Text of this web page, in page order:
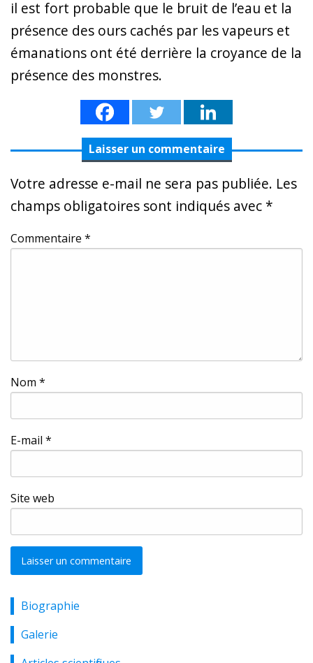
il est fort probable que le bruit de l’eau et la
présence des ours cachés par les vapeurs et
émanations ont été derrière la croyance de la
présence des monstres.
Laisser un commentaire
Votre adresse e-mail ne sera pas publiée. Les
champs obligatoires sont indiqués avec *
Commentaire *
Nom *
E-mail *
Site web
Alternative:
Biographie
Galerie